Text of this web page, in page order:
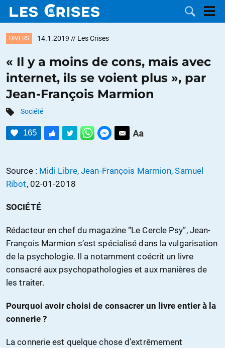
DOSSIERS
CATÉGORIES
MOTS CLÉS
CONTACTER
FAIRE UN
DON
DIVERS 14.1.2019 // Les Crises
« Il y a moins de cons, mais avec
internet, ils se voient plus », par
Jean-François Marmion
Société
165
Source : Midi Libre, Jean-François Marmion, Samuel
Ribot, 02-01-2018
SOCIÉTÉ
Rédacteur en chef du magazine “Le Cercle Psy”, Jean-
François Marmion s’est spécialisé dans la vulgarisation
de la psychologie. Il a notamment coécrit un livre
consacré aux psychopathologies et aux manières de
les traiter.
Pourquoi avoir choisi de consacrer un livre entier à la
connerie ?
La connerie est quelque chose d’extrêmement